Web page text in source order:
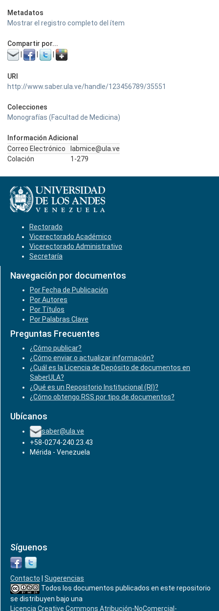
Metadatos
Mostrar el registro completo del ítem
Compartir por...
URI
http://www.saber.ula.ve/handle/123456789/35551
Colecciones
Monografías (Facultad de Medicina)
Información Adicional
Correo Electrónico
labmice@ula.ve
Colación
1-279
Rectorado
Vicerectorado Académico
Vicerectorado Administrativo
Secretaría
Navegación por documentos
Por Fecha de Publicación
Por Autores
Por Títulos
Por Palabras Clave
Preguntas Frecuentes
¿Cómo publicar?
¿Cómo enviar o actualizar información?
¿Cuál es la Licencia de Depósito de documentos en
SaberULA?
¿Qué es un Repositorio Institucional (RI)?
¿Cómo obtengo RSS por tipo de documentos?
Ubícanos
saber@ula.ve
+58-0274-240.23.43
Mérida - Venezuela
Síguenos
Contacto
Sugerencias
Todos los documentos publicados en este repositorio
se distribuyen bajo una
Licencia Creative Commons Atribución-NoComercial-